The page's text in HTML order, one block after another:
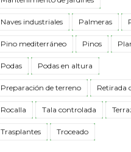
Naves industriales Palmeras
Pino mediterráneo Pinos
Podas Podas en altura
Preparación de terreno Retirada
Rocalla Tala controlada
Trasplantes Troceado